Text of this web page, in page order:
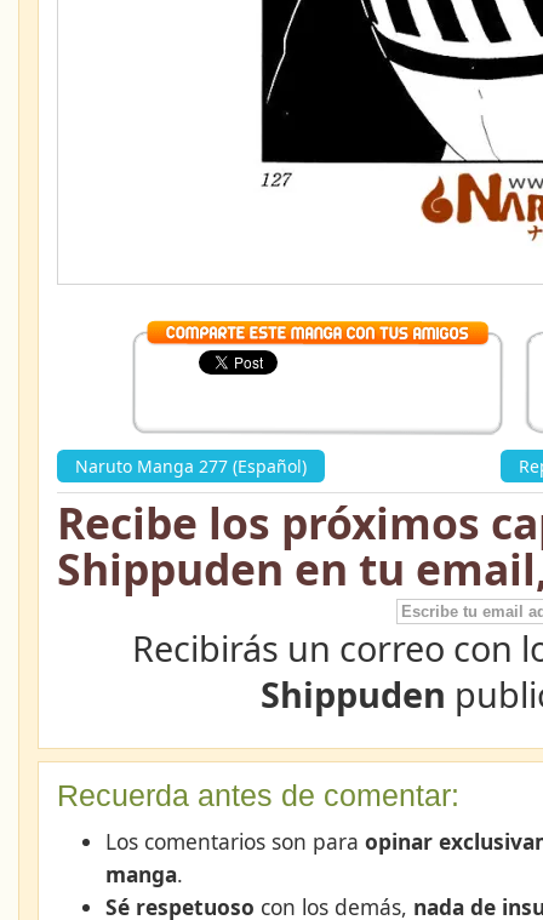
Naruto Manga 277 (Español)
Recibe los próximos
Shippuden en tu
Recibirás un correo con
Shippuden
Recuerda antes de comentar:
Los comentarios son para opinar
manga.
Sé respetuoso con los demás, nada de